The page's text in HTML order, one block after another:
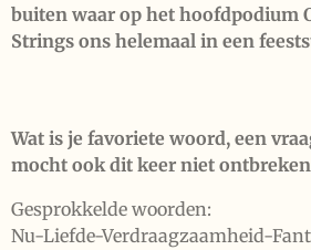
buiten waar op het hoofdpodium
Strings ons helemaal in een
Wat is je favoriete woord, een
mocht ook dit keer niet
Gesprokkelde woorden:
Nu-Liefde-Verdraagzaamheid-